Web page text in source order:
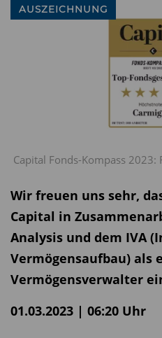
Capital Fonds-Kompass 2023:
AUSZEICHNUNG
Wir freuen uns sehr,
Capital in
Analysis und dem IVA
Vermögensaufbau) als
Vermögensverwalter
01.03.2023 | 06:20 Uhr